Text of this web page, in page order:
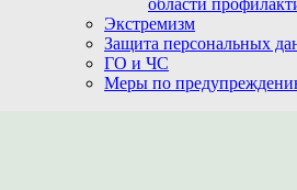
области
Экстремизм
Защита персональных
ГО и ЧС
Меры по